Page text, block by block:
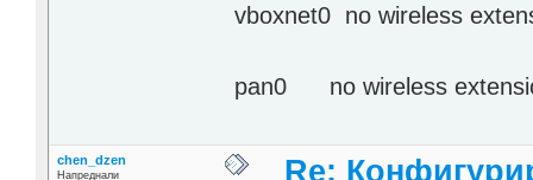
vboxnet0 no wireless
pan0 no wireless
chen_dzen
Напреднали
Re: